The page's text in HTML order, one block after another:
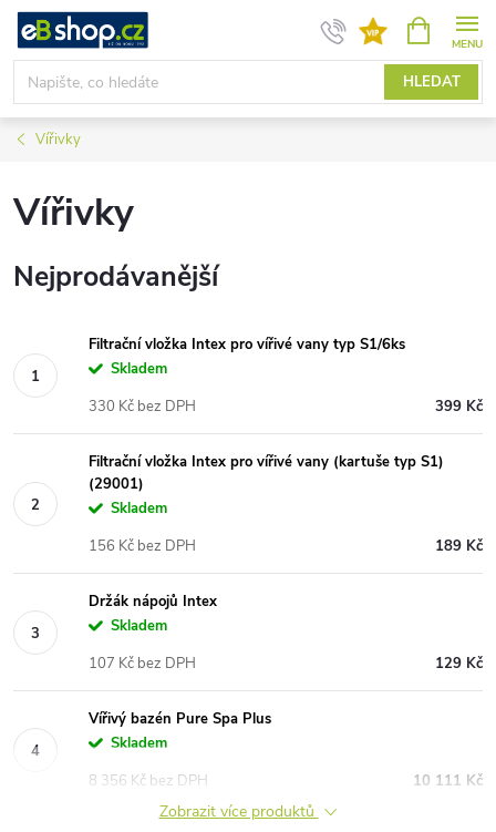
Přejít
obsah
HLEDAT
NÁKUPNÍ
KOŠÍK
Vířivky
Vířivky
Nejprodávanější
Filtrační vložka Intex pro vířivé vany typ S1/6ks
Skladem
399 Kč
330 Kč bez DPH
Filtrační vložka Intex pro vířivé vany (kartuše typ S1)
(29001)
Skladem
189 Kč
156 Kč bez DPH
Držák nápojů Intex
Skladem
129 Kč
107 Kč bez DPH
Vířivý bazén Pure Spa Plus
Skladem
10 111 Kč
8 356 Kč bez DPH
Zobrazit více produktů